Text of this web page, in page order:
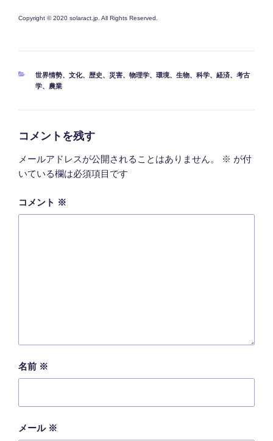
Copyright © 2020 solaract.jp. All Rights Reserved.
カ
テ
世界情勢、 文化、 歴史、 災害、 物理学、 環境、 生物、 科学、 経済、 考古
学、 農業
コメントを残す
メールアドレスが公開されることはありません。 ※ が付
いている欄は必須項目です
コメント ※
名前 ※
メール ※